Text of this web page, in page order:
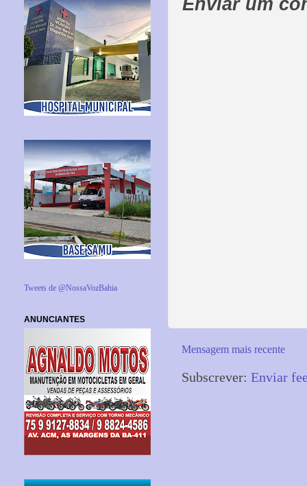
Enviar um
Mensagem mais recente
Subscrever: Enviar
Tweets de @NossaVozBahia
ANUNCIANTES